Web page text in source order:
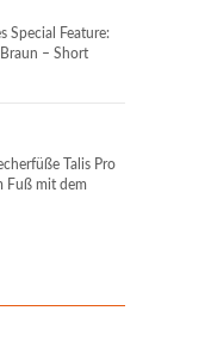
Special Feature:
– Short
Talis Pro
Fuß mit dem